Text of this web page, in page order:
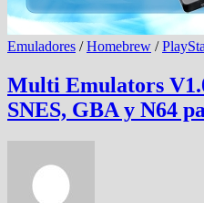
Emuladores /Homebrew /
Multi Emulators
SNES, GBA y N64